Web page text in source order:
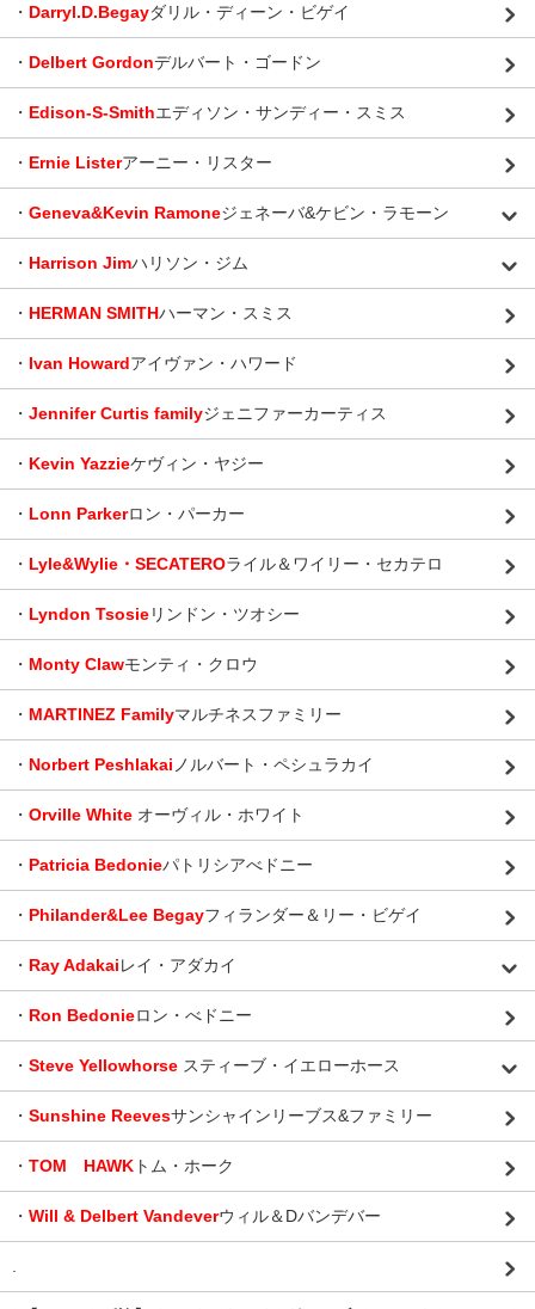
・ Darryl.D.Begayダリル・ディーン・ビゲイ
・ Delbert Gordonデルバート・ゴードン
・ Edison-S-Smithエディソン・サンディー・スミス
・ Ernie Listerアーニー・リスター
・ Geneva&Kevin Ramoneジェネーバ&ケビン・ラモーン
・ Harrison Jimハリソン・ジム
・ HERMAN SMITHハーマン・スミス
・ Ivan Howardアイヴァン・ハワード
・ Jennifer Curtis familyジェニファーカーティス
・ Kevin Yazzieケヴィン・ヤジー
・ Lonn Parkerロン・パーカー
・ Lyle&Wylie・SECATEROライル＆ワイリー・セカテロ
・ Lyndon Tsosieリンドン・ツオシー
・ Monty Clawモンティ・クロウ
・ MARTINEZ Familyマルチネスファミリー
・ Norbert Peshlakai ノルバート・ペシュラカイ
・ Orville White オーヴィル・ホワイト
・ Patricia Bedonieパトリシアべドニー
・ Philander&Lee Begayフィランダー＆リー・ビゲイ
・ Ray Adakaiレイ・アダカイ
・ Ron Bedonieロン・べドニー
・ Steve Yellowhorse スティーブ・イエローホース
・ Sunshine Reevesサンシャインリーブス&ファミリー
・ TOM HAWK トム・ホーク
・ Will & Delbert Vandeverウィル＆Dバンデバー